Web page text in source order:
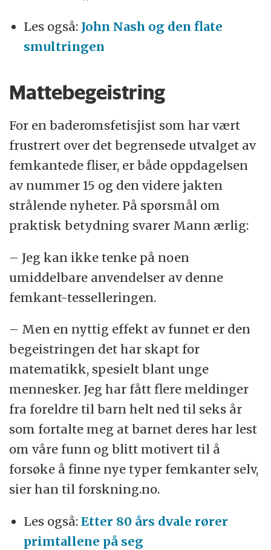
Les også: John Nash og den flate
smultringen
Mattebegeistring
For en baderomsfetisjist som har vært
frustrert over det begrensede utvalget av
femkantede fliser, er både oppdagelsen
av nummer 15 og den videre jakten
strålende nyheter. På spørsmål om
praktisk betydning svarer Mann ærlig:
– Jeg kan ikke tenke på noen
umiddelbare anvendelser av denne
femkant-tesselleringen.
– Men en nyttig effekt av funnet er den
begeistringen det har skapt for
matematikk, spesielt blant unge
mennesker. Jeg har fått flere meldinger
fra foreldre til barn helt ned til seks år
som fortalte meg at barnet deres har lest
om våre funn og blitt motivert til å
forsøke å finne nye typer femkanter selv,
sier han til forskning.no.
Les også:Etter 80 års dvale rører
primtallene på seg